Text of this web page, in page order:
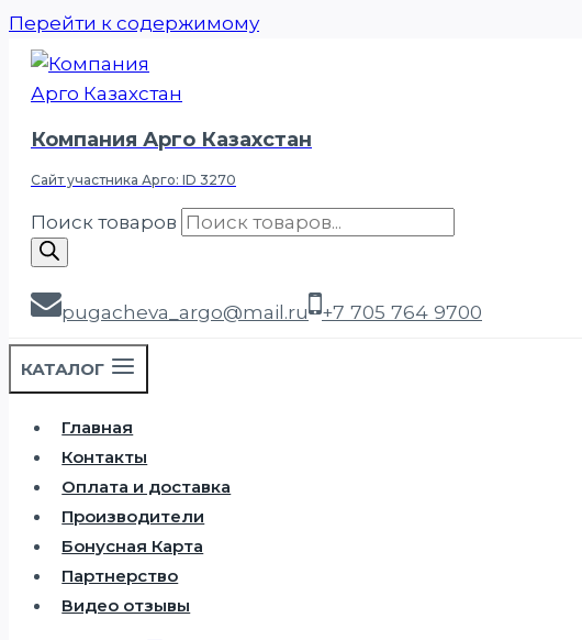
Перейти к содержимому
Компания Арго Казахстан
Сайт участника Арго: ID 3270
Поиск товаров
pugacheva_argo@mail.ru +7 705 764 9700
КАТАЛОГ
Главная
Контакты
Оплата и доставка
Производители
Бонусная Карта
Партнерство
Видео отзывы